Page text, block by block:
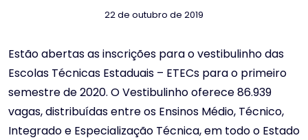
22 de outubro de 2019
Estão abertas as inscrições para o vestibulinho das
Escolas Técnicas Estaduais – ETECs para o primeiro
semestre de 2020. O Vestibulinho oferece 86.939
vagas, distribuídas entre os Ensinos Médio, Técnico,
Integrado e Especialização Técnica, em todo o Estado